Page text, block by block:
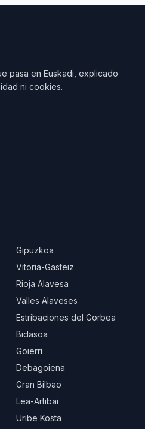
pasa en Euskadi, explicado
ni cookies.
Gipuzkoa
Vitoria-Gasteiz
Rioja Alavesa
Valles Alaveses
Estribaciones del Gorbea
Bidasoa
Goierri
Debagoiena
Gran Bilbao
Lea-Artibai
Uribe Kosta